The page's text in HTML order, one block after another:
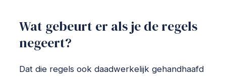
Wat gebeurt er als je de regels
negeert?
Dat die regels ook daadwerkelijk gehandhaafd